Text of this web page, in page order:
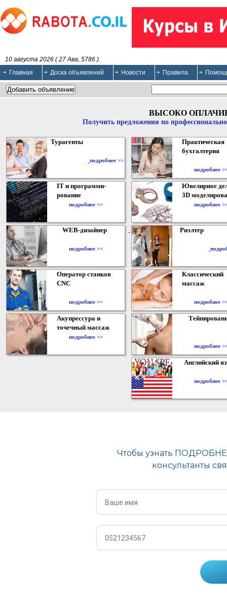
10 августа 2026 ( 27 Ава, 5786 ).
Главная
Доска объявлений Новости Правила
ВЫСОКО
Получить предложения по
Турагенты
подробнее >>
Практическая
бухгалтерия
подробнее
IT и программи-
рование
подробнее >>
Ювелирное
3D
подробнее
WEB-дизайнер
подробнее >>
Риэлтер
Оператор станков
CNC
подробнее >>
Классический
массаж
подробнее
Акупрессура и
точечный массаж
подробнее >>
подробнее
Английский
подробнее